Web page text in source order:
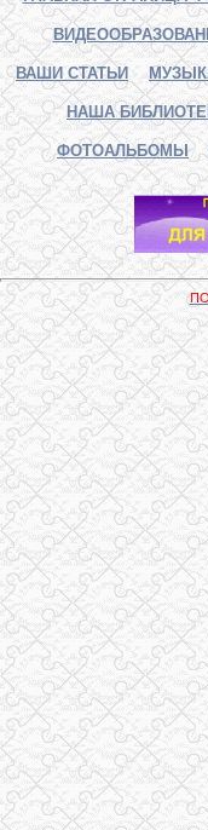
ВАШИ СТАТЬИ
НАША
ФОТОАЛЬБОМЫ